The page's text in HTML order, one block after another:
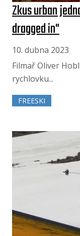
Zkus urban
dragged in"
10. dubna 2023
Filmař Oliver
rychlovku...
FREESKI